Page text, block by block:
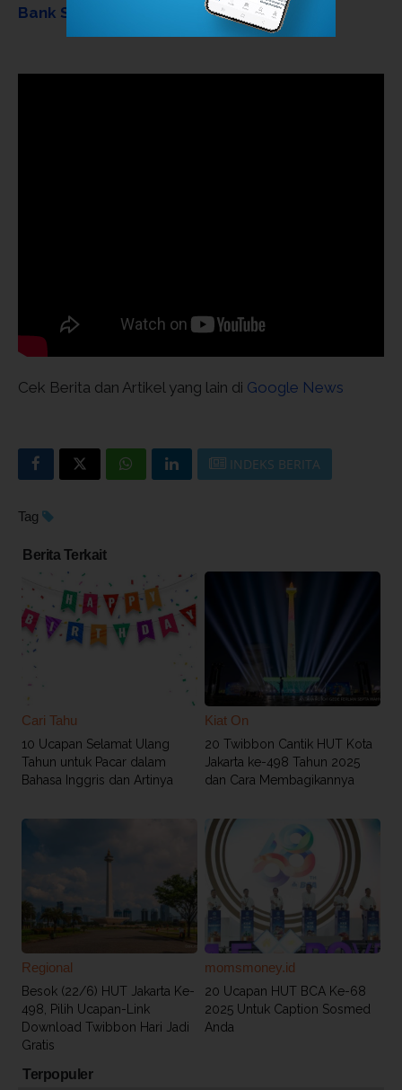
Bank Sentral Tahan Suku Bunga
Cek Berita dan Artikel yang lain di Google News
INDEKS BERITA
Tag
Berita Terkait
Cari Tahu
10 Ucapan Selamat Ulang
Tahun untuk Pacar dalam
Bahasa Inggris dan Artinya
Kiat On
20 Twibbon Cantik HUT Kota
Jakarta ke-498 Tahun 2025
dan Cara Membagikannya
Regional
Besok (22/6) HUT Jakarta Ke-
498, Pilih Ucapan-Link
Download Twibbon Hari Jadi
Gratis
momsmoney.id
20 Ucapan HUT BCA Ke-68
2025 Untuk Caption Sosmed
Anda
Terpopuler